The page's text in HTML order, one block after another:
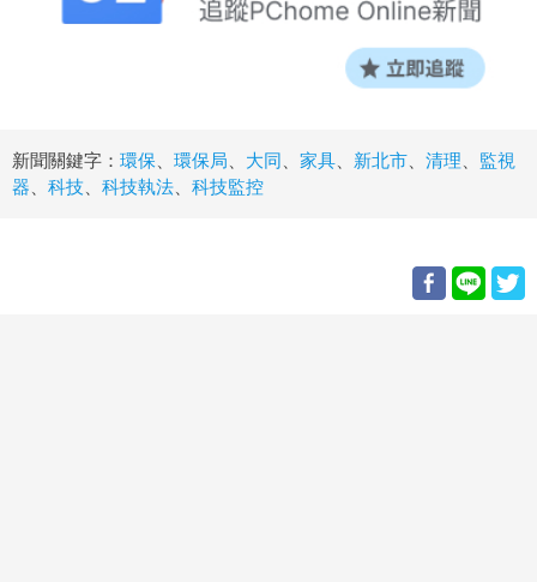
新聞關鍵字： 環保 環保局 大同 家具 新北市 清理
監視
器
科技 科技執法 科技監控